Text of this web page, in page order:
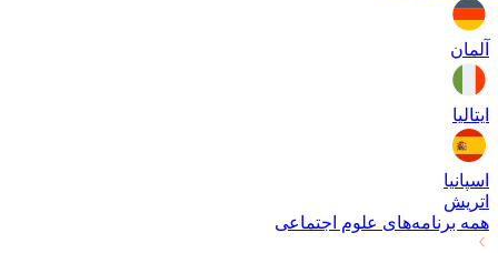
آلمان
ایتالیا
اسپانیا
اتریش
همه برنامه‌های علوم اجتماعی